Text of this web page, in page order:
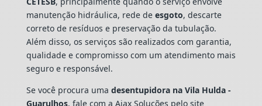
manutenção hidráulica, rede de esgoto, descarte
correto de resíduos e preservação da tubulação.
Além disso, os serviços são realizados com garantia,
qualidade e compromisso com um atendimento mais
seguro e responsável.
Se você procura uma desentupidora na Vila Hulda -
Guarulhos, fale com a Ajax Soluções pelo site